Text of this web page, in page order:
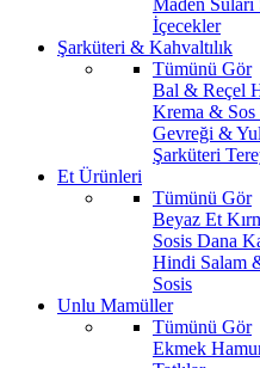
İçecekler
Şarküteri & Kahvaltılık
Tümünü Gör
Bal & Reçel
Krema & Sos
Gevreği &
Şarküteri
Et Ürünleri
Tümünü Gör
Beyaz Et
Sosis Dana
Hindi Salam
Sosis
Unlu Mamüller
Tümünü Gör
Ekmek